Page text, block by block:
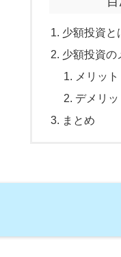
少額投資と
少額投資の
メリット
デメリ
まとめ